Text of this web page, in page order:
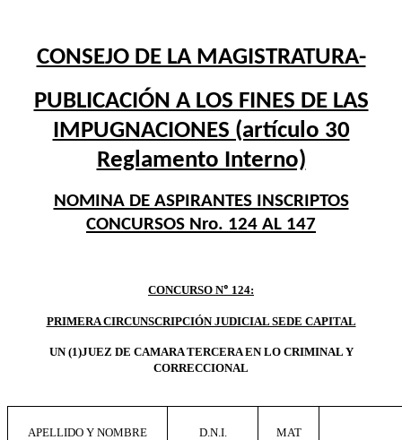
CONSEJO DE LA MAGISTRATURA-
PUBLICACIÓN A LOS FINES DE LAS
IMPUGNACIONES (artículo 30
Reglamento Interno)
NOMINA DE ASPIRANTES INSCRIPTOS
CONCURSOS Nro. 124 AL 147
CONCURSO Nº 124:
PRIMERA CIRCUNSCRIPCIÓN JUDICIAL SEDE CAPITAL
UN (1)JUEZ DE CAMARA TERCERA EN LO CRIMINAL Y
CORRECCIONAL
APELLIDO Y NOMBRE D.N.I. MAT